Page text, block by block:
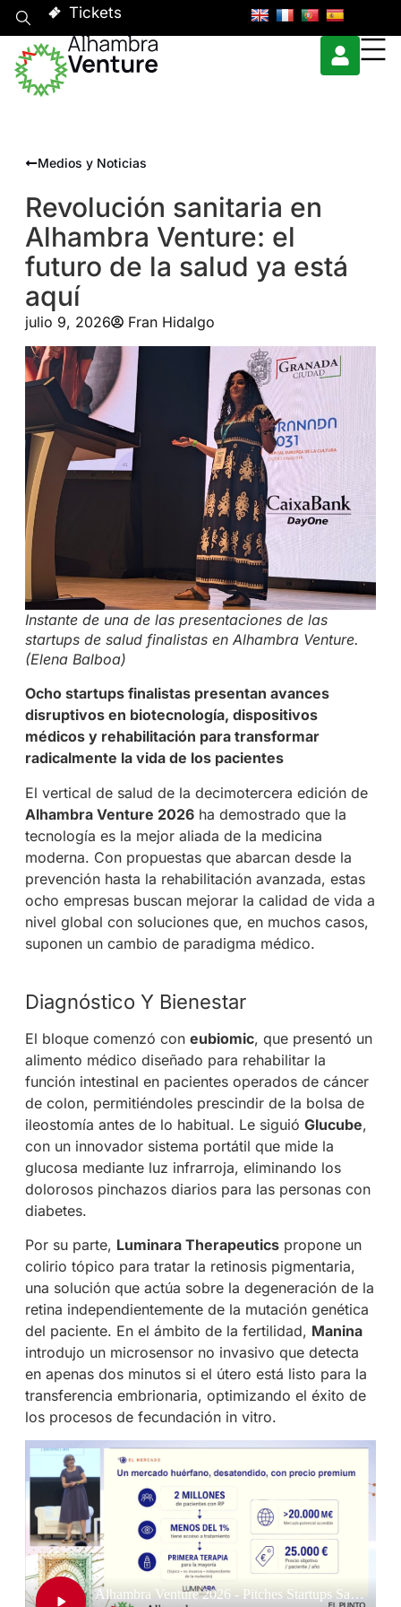
Tickets
Medios y Noticias
Revolución sanitaria en
Alhambra Venture: el
futuro de la salud ya está
aquí
julio 9, 2026 Fran Hidalgo
Instante de una de las presentaciones de las
startups de salud finalistas en Alhambra Venture.
(Elena Balboa)
Ocho startups finalistas presentan avances
disruptivos en biotecnología, dispositivos
médicos y rehabilitación para transformar
radicalmente la vida de los pacientes
El vertical de salud de la decimotercera edición de
Alhambra Venture 2026ha demostrado que la
tecnología es la mejor aliada de la medicina
moderna. Con propuestas que abarcan desde la
prevención hasta la rehabilitación avanzada, estas
ocho empresas buscan mejorar la calidad de vida a
nivel global con soluciones que, en muchos casos,
suponen un cambio de paradigma médico.
Diagnóstico Y Bienestar
El bloque comenzó con eubiomic, que presentó un
alimento médico diseñado para rehabilitar la
función intestinal en pacientes operados de cáncer
de colon, permitiéndoles prescindir de la bolsa de
ileostomía antes de lo habitual. Le siguió Glucube,
con un innovador sistema portátil que mide la
glucosa mediante luz infrarroja, eliminando los
dolorosos pinchazos diarios para las personas con
diabetes.
Por su parte, Luminara Therapeuticspropone un
colirio tópico para tratar la retinosis pigmentaria,
una solución que actúa sobre la degeneración de la
retina independientemente de la mutación genética
del paciente. En el ámbito de la fertilidad, Manina
introdujo un microsensor no invasivo que detecta
en apenas dos minutos si el útero está listo para la
transferencia embrionaria, optimizando el éxito de
los procesos de fecundación in vitro.